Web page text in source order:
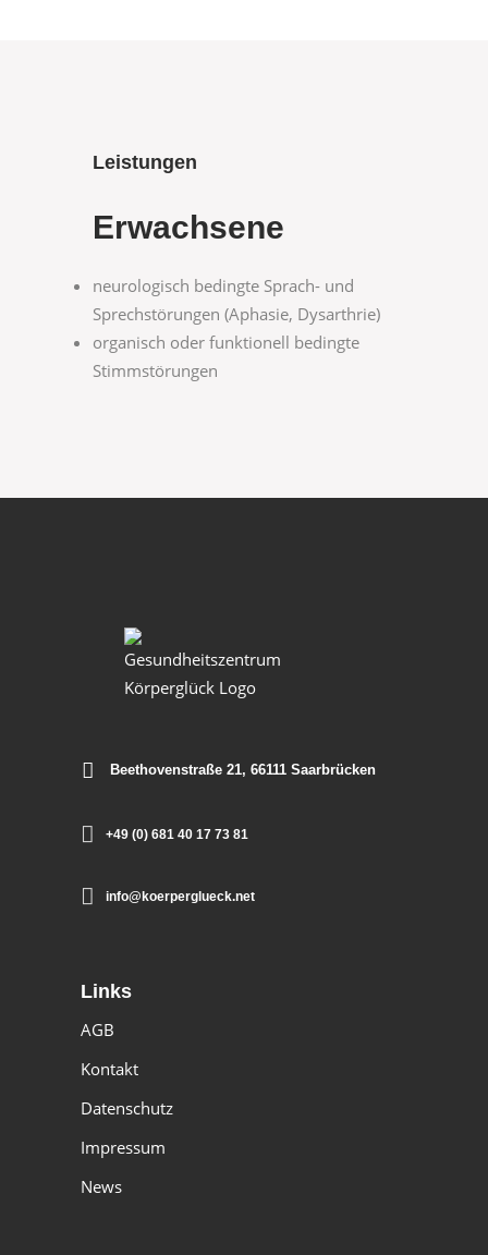
Leistungen
Erwachsene
neurologisch bedingte Sprach- und
Sprechstörungen (Aphasie, Dysarthrie)
organisch oder funktionell bedingte
Stimmstörungen
Beethovenstraße 21, 66111 Saarbrücken
+49 (0) 681 40 17 73 81
info@koerperglueck.net
Links
AGB
Kontakt
Datenschutz
Impressum
News